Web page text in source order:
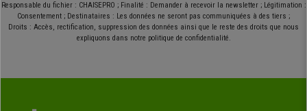
Responsable du fichier : CHAISEPRO ; Finalité : Demander à recevoir la newsletter ; Légitimation :
Consentement ; Destinataires : Les données ne seront pas communiquées à des tiers ;
Droits : Accès, rectification, suppression des données ainsi que le reste des droits que nous
expliquons dans notre politique de confidentialité.